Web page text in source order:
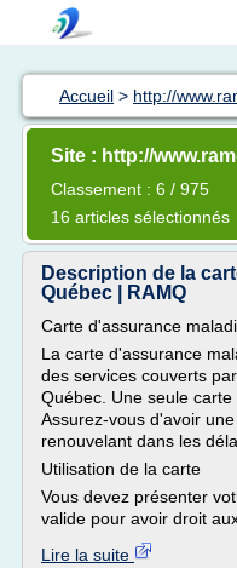
Accueil > http://
Site : http://
Classement : 6 / 975
16 articles sélectionnés
Description de la
Québec | RAMQ
Carte d'assurance
La carte d'assurance
des services couverts
Québec. Une seule
Assurez-vous d'avoir
renouvelant dans les
Utilisation de la carte
Vous devez présenter
valide pour avoir droit
Lire la suite